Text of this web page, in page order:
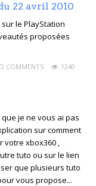
22 avril 2010
le PlayStation
proposées
COMMENTS
1240
je ne vous ai pas
sur comment
votre xbox360 ,
tuto ou sur le lien
que plusieurs tuto
vous propose...